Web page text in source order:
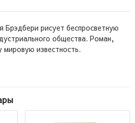
рисует беспросветную
общества. Роман,
мировую известность.